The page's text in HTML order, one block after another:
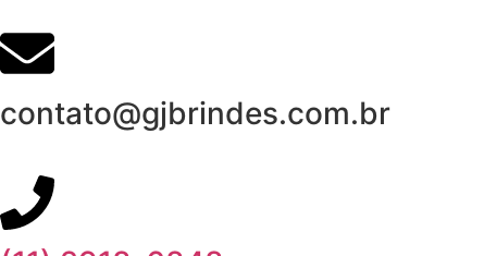
contato@gjbrindes.com.br